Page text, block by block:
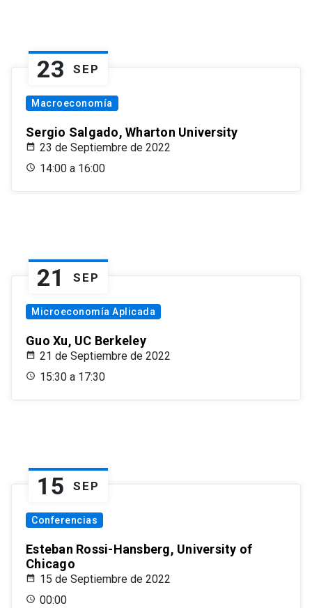
23 SEP
Macroeconomía
Sergio Salgado, Wharton University
23 de Septiembre de 2022
14:00 a 16:00
21 SEP
Microeconomía Aplicada
Guo Xu, UC Berkeley
21 de Septiembre de 2022
15:30 a 17:30
15 SEP
Conferencias
Esteban Rossi-Hansberg, University of
Chicago
15 de Septiembre de 2022
00:00